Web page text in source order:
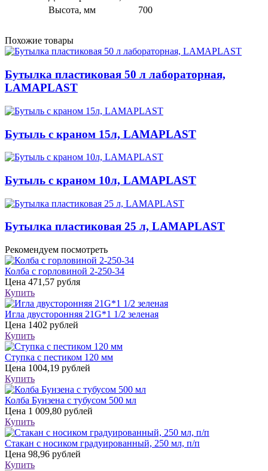
Высота, мм
700
Похожие товары
Бутылка пластиковая 50 л лабораторная,
LAMAPLAST
Бутыль с краном 15л, LAMAPLAST
Бутыль с краном 10л, LAMAPLAST
Бутылка пластиковая 25 л, LAMAPLAST
Рекомендуем посмотреть
Колба с горловиной 2-250-34
Цена 471,57 рубля
Купить
Игла двусторонняя 21G*1 1/2 зеленая
Цена 1402 рублей
Купить
Ступка с пестиком 120 мм
Цена 1004,19 рублей
Купить
Колба Бунзена с тубусом 500 мл
Цена 1 009,80 рублей
Купить
Стакан с носиком градуированный, 250 мл, п/п
Цена 98,96 рублей
Купить